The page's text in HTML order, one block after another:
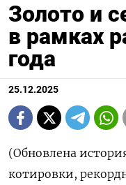
Золото и
в рамках
года
25.12.2025
(Обновлена
котировки,